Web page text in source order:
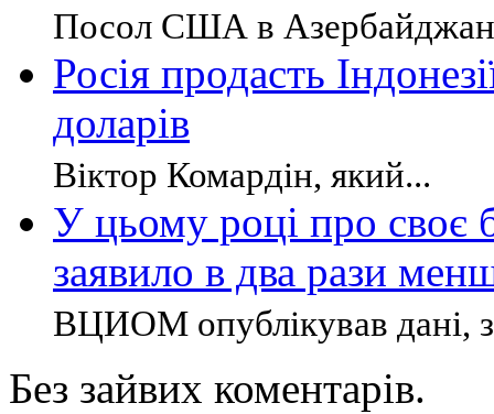
Посол США в
Росія продасть
доларів
Віктор Комардін, який...
У цьому році про своє
заявило в два рази
ВЦИОМ опублікував дані,
Без зайвих коментарів.